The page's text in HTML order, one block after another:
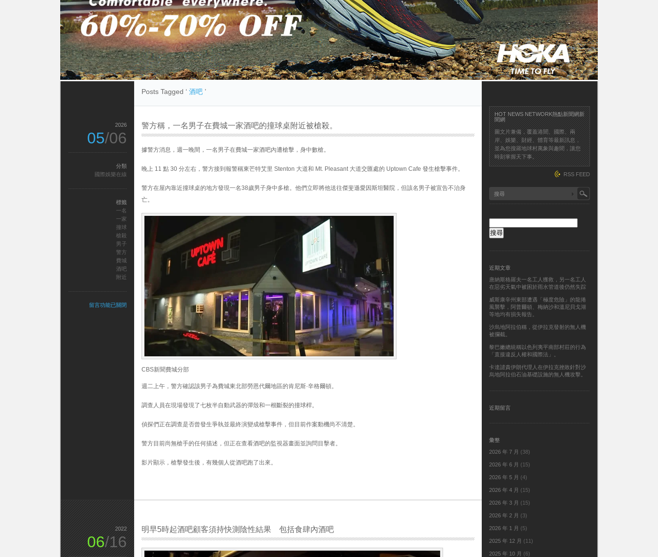
Posts Tagged ‘ 酒吧 ’
警方稱，一名男子在費城一家酒吧的撞球桌附近被槍殺。
據警方消息，週一晚間，一名男子在費城一家酒吧內遭槍擊，身中數槍。
晚上 11 點 30 分左右，警方接到報警稱東芒特艾里 Stenton 大道和 Mt. Pleasant 大道交匯處的 Uptown Cafe 發生槍擊事件。
警方在屋內靠近撞球桌的地方發現一名38歲男子身中多槍。他們立即將他送往傑斐遜愛因斯坦醫院，但該名男子被宣告不治身
亡。
CBS新聞費城分部
週二上午，警方確認該男子為費城東北部勞恩代爾地區的肯尼斯·辛格爾頓。
調查人員在現場發現了七枚半自動武器的彈殼和一根斷裂的撞球桿。
偵探們正在調查是否曾發生爭執並最終演變成槍擊事件，但目前作案動機尚不清楚。
警方目前尚無槍手的任何描述，但正在查看酒吧的監視器畫面並詢問目擊者。
影片顯示，槍擊發生後，有幾個人從酒吧跑了出來。
2026
05/06
分類
國際娛樂在線
標籤
一名
一家
撞球
槍殺
男子
警方
費城
酒吧
附近
在
留言功能已關閉
明早5時起酒吧顧客須持快測陰性結果 包括食肆內酒吧
2022
06/16
HOT NEWS NETWORK熱點新聞網新
聞網
圖文片兼備，覆蓋港聞、國際、兩
岸、娛樂、財經、體育等最新訊息，
並為您搜羅地球村萬象與趣聞，讓您
時刻掌握天下事。
RSS FEED
尋
關
字:
近期文章
唐納斯格羅夫一名工人獲救，另一名工人
在惡劣天氣中被困於雨水管道後仍然失踪
威斯康辛州東部遭遇「極度危險」的龍捲
風襲擊，阿普爾頓、梅納沙和溫尼貝戈湖
等地均有損失報告。
沙烏地阿拉伯稱，從伊拉克發射的無人機
被攔截。
黎巴嫩總統稱以色列夷平南部村莊的行為
「直接違反人權和國際法」。
卡達譴責伊朗代理人在伊拉克挫敗針對沙
烏地阿拉伯石油基礎設施的無人機攻擊。
近期留言
彙整
2026 年 7 月 (38)
2026 年 6 月 (15)
2026 年 5 月 (4)
2026 年 4 月 (15)
2026 年 3 月 (15)
2026 年 2 月 (3)
2026 年 1 月 (5)
2025 年 12 月 (11)
2025 年 10 月 (6)